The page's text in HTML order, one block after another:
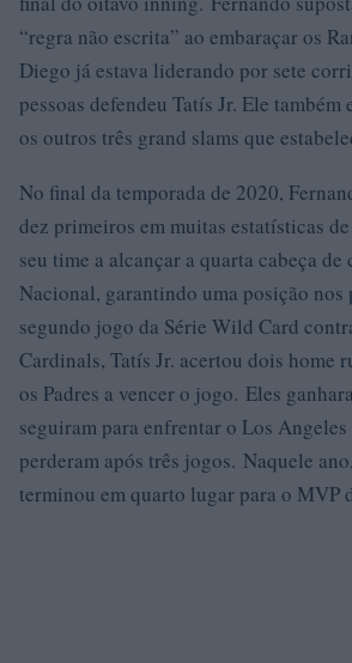
“regra não escrita” ao embaraçar os
Diego já estava liderando por sete
pessoas defendeu Tatís Jr. Ele também
os outros três grand slams que
No final da temporada de 2020,
dez primeiros em muitas estatísticas
seu time a alcançar a quarta cabeça de
Nacional, garantindo uma posição
segundo jogo da Série Wild Card
Cardinals, Tatís Jr. acertou dois home
os Padres a vencer o jogo. Eles
seguiram para enfrentar o Los Angeles
perderam após três jogos. Naquele
terminou em quarto lugar para o MVP